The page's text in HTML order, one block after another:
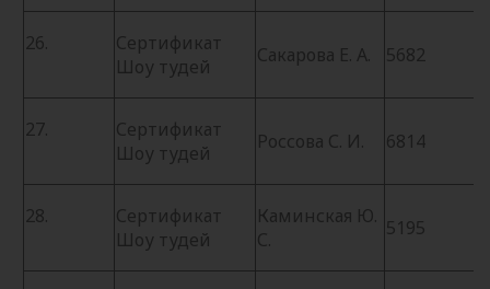
26.
Сертификат
Шоу тудей
Сакарова Е. А. 5682
27.
Сертификат
Шоу тудей
Россова С. И. 6814
28.
Сертификат
Шоу тудей
Каминская Ю.
С.
5195